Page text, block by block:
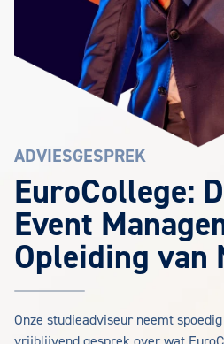
ADVIESGESPREK
EuroCollege:
Event
Opleiding van
Onze studieadviseur neemt